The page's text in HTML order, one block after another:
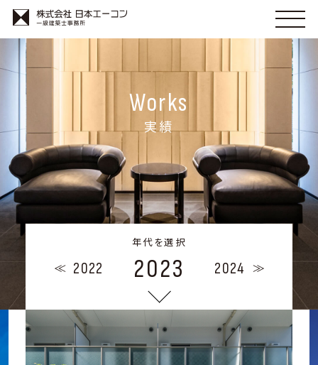
Works
実績
年代を選択
2022 2023 2024